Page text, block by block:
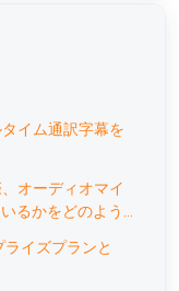
イム通訳字幕を
オーディオマイ
るかをどのように
イズプランと